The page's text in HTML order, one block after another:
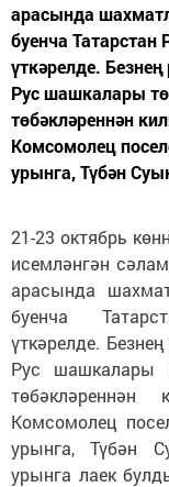
арасында
буенча
үткәрелде.
Рус шашкалары
төбәкләреннән
Комсомолец
урынга, Түбән
21-23 октябрь
исемләнгән
арасында
буенча
үткәрелде.
Рус шашкалары
Комсомолец
урынга, Түбән
урынга лаек